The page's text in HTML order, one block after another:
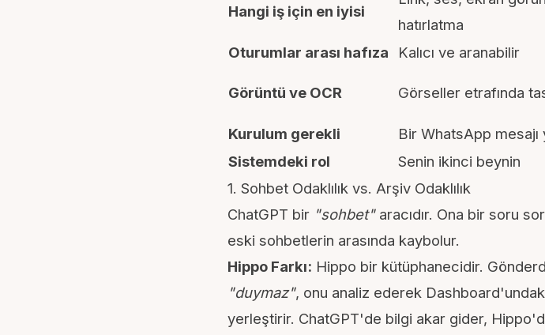
Hangi iş için en iyisi
hatırlatma
Oturumlar arası hafıza Kalıcı ve aranabilir
Görüntü ve OCR Görseller etrafında
Kurulum gerekli
Bir WhatsApp mesajı
Sistemdeki rol
Senin ikinci beynin
1. Sohbet Odaklılık vs. Arşiv Odaklılık
ChatGPT bir "sohbet"aracıdır. Ona bir soru
eski sohbetlerin arasında kaybolur.
Hippo Farkı: Hippo bir kütüphanecidir.
"duymaz", onu analiz ederek
yerleştirir. ChatGPT'de bilgi akar gider, Hippo'da